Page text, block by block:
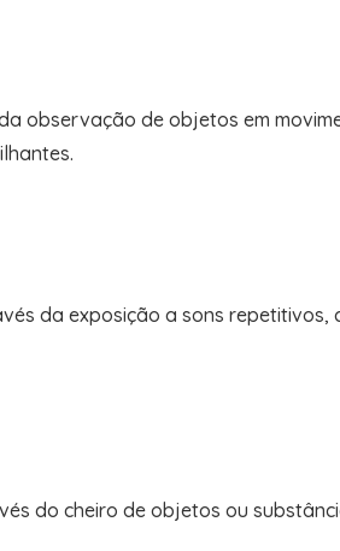
observação de objetos em
da exposição a sons repetitivos,
do cheiro de objetos ou